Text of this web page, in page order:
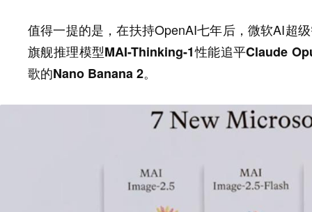
值得一提的是，在扶持OpenAI七年后，微软AI超
旗舰推理模型MAI-Thinking-1性能追平Claude
歌的Nano Banana 2。